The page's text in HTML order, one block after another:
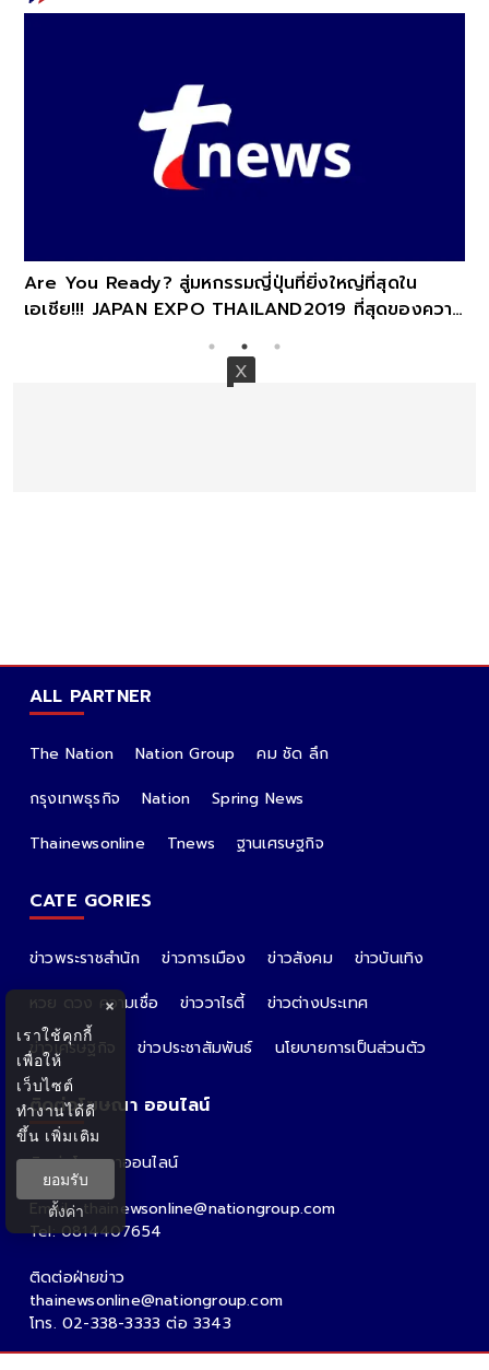
ALL PARTNER
The Nation Nation Group
คม ชัด ลึก
กรุงเทพธุรกิจ
Nation
Spring News
Thainewsonline
Tnews ฐานเศรษฐกิจ
CATE GORIES
ข่าวพระราชสำนัก ข่าวการเมือง ข่าวสังคม
ข่าวบันเทิง
หวย ดวง ความเชื่อ
ข่าววาไรตี้
ข่าวต่างประเทศ
ข่าวเศรษฐกิจ
ข่าวประชาสัมพันธ์ นโยบายการเป็นส่วนตัว
ติดต่อโฆษณา ออนไลน์
ติดต่อโฆษณาออนไลน์
คุณอ้อ
Email : thainewsonline@nationgroup.com
Tel: 0814407654
ติดต่อฝ่ายข่าว
thainewsonline@nationgroup.com
โทร. 02-338-3333 ต่อ 3343
×
เราใช้คุกกี้
เพื่อให้
เว็บไซต์
ทำงานได้ดี
ขึ้น เพิ่มเติม
ยอมรับ
ตั้งค่า